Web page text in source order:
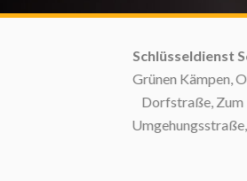
Schlüsseldienst
Grünen Kämpen,
Dorfstraße, Zum
Umgehungsstraße,